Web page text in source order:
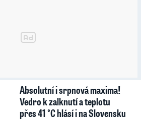
Absolutní i srpnová maxima!
Vedro k zalknutí a teplotu
přes 41 °C hlásí i na Slovensku